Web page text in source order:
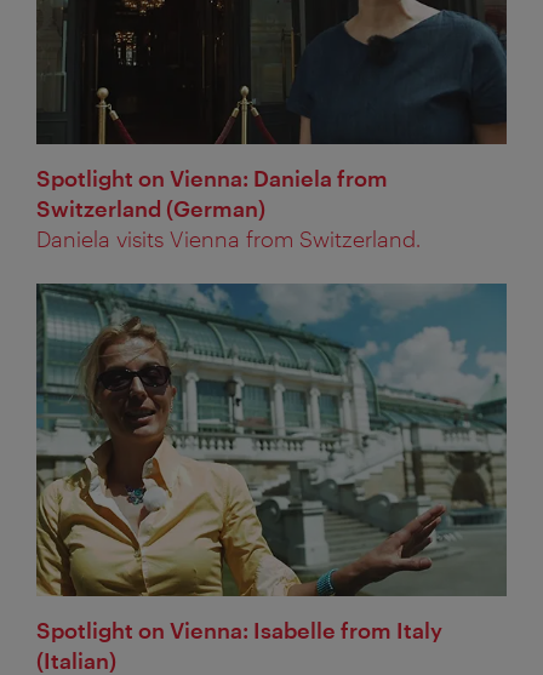
Spotlight on Vienna: Daniela from
Switzerland (German)
Daniela visits Vienna from Switzerland.
Spotlight on Vienna: Isabelle from Italy
(Italian)